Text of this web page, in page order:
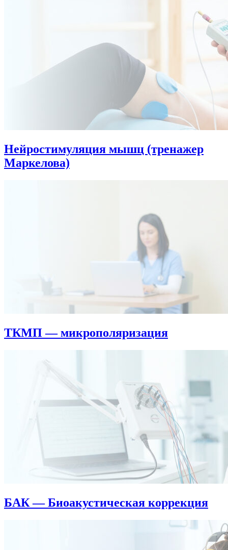
Нейростимуляция мышц (тренажер
Маркелова)
ТКМП — микрополяризация
БАК — Биоакустическая коррекция